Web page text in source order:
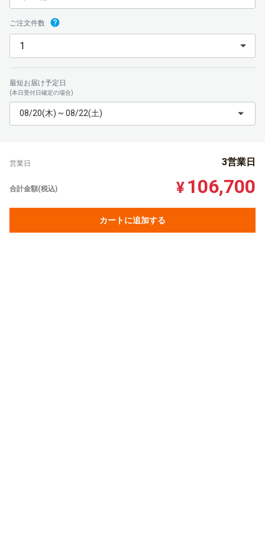
ご注文件数
最短お届け予定日
(本日受付日確定の場合)
08/20(木) ~ 08/22(土)
営業日 3営業日
合計金額(税込) ¥ 106,700
カートに追加する